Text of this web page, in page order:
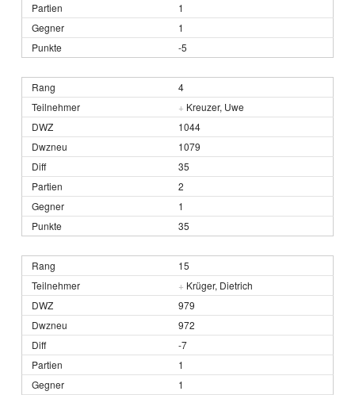
1
1
-5
4
+ Kreuzer, Uwe
1044
1079
35
2
1
35
15
+ Krüger, Dietrich
979
972
-7
1
1